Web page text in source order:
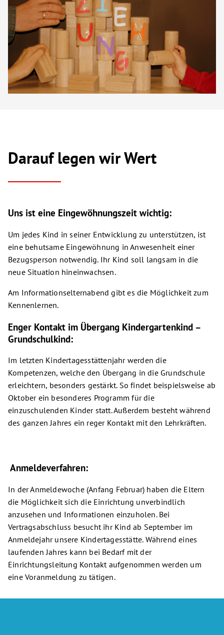
Darauf legen wir Wert
Uns ist eine Eingewöhnungszeit wichtig:
Um jedes Kind in seiner Entwicklung zu unterstützen, ist
eine behutsame Eingewöhnung in Anwesenheit einer
Bezugsperson notwendig. Ihr Kind soll langsam in die
neue Situation hineinwachsen.
Am Informationselternabend gibt es die Möglichkeit zum
Kennenlernen.
Enger Kontakt im Übergang Kindergartenkind –
Grundschulkind:
Im letzten Kindertagesstättenjahr werden die
Kompetenzen, welche den Übergang in die Grundschule
erleichtern, besonders gestärkt. So findet beispielsweise ab
Oktober ein besonderes Programm für die
einzuschulenden Kinder statt. Außerdem besteht während
des ganzen Jahres ein reger Kontakt mit den Lehrkräften.
Anmeldeverfahren:
In der Anmeldewoche (Anfang Februar) haben die Eltern
die Möglichkeit sich die Einrichtung unverbindlich
anzusehen und Informationen einzuholen. Bei
Vertragsabschluss besucht ihr Kind ab September im
Anmeldejahr unsere Kindertagesstätte. Während eines
laufenden Jahres kann bei Bedarf mit der
Einrichtungsleitung Kontakt aufgenommen werden um
eine Voranmeldung zu tätigen.